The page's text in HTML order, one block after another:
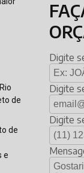
de
de
e
Digite
Digite
Digite